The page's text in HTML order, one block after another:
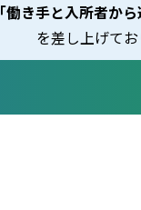
「働き手と入所者か
を差し上げてお